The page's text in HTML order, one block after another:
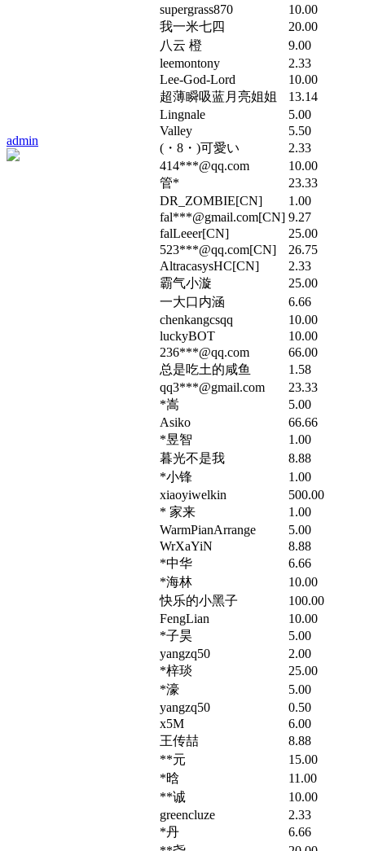
admin
supergrass870
10.00
我一米七四
20.00
八云 橙
9.00
leemontony
2.33
Lee-God-Lord
10.00
超薄瞬吸蓝月亮姐姐
13.14
Lingnale
5.00
Valley
5.50
(・8・)可愛い
2.33
414***@qq.com
10.00
管*
23.33
DR_ZOMBIE[CN]
1.00
fal***@gmail.com[CN] 9.27
falLeeer[CN]
25.00
523***@qq.com[CN]
26.75
AltracasysHC[CN]
2.33
霸气小漩
25.00
一大口内涵
6.66
chenkangcsqq
10.00
luckyBOT
10.00
236***@qq.com
66.00
总是吃土的咸鱼
1.58
qq3***@gmail.com
23.33
*嵩
5.00
Asiko
66.66
*昱智
1.00
暮光不是我
8.88
*小锋
1.00
xiaoyiwelkin
500.00
* 家来
1.00
WarmPianArrange
5.00
WrXaYiN
8.88
*中华
6.66
*海林
10.00
快乐的小黑子
100.00
FengLian
10.00
*子昊
5.00
yangzq50
2.00
*梓琰
25.00
*濠
5.00
yangzq50
0.50
x5M
6.00
王传喆
8.88
**元
15.00
*晗
11.00
**诚
10.00
greencluze
2.33
*丹
6.66